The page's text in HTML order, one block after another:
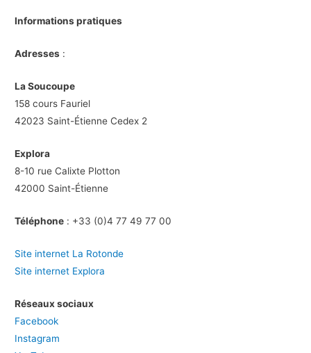
Informations pratiques
Adresses :
La Soucoupe
158 cours Fauriel
42023 Saint-Étienne Cedex 2
Explora
8-10 rue Calixte Plotton
42000 Saint-Étienne
Téléphone : +33 (0)4 77 49 77 00
Site internet La Rotonde
Site internet Explora
Réseaux sociaux
Facebook
Instagram